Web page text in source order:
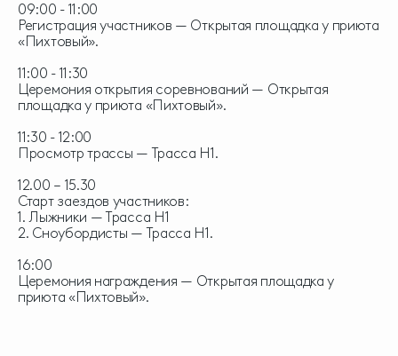
09:00 - 11:00
Регистрация участников — Открытая площадка у приюта
«Пихтовый».
11:00 - 11:30
Церемония открытия соревнований — Открытая
площадка у приюта «Пихтовый».
11:30 - 12:00
Просмотр трассы — Трасса H1.
12.00 – 15.30
Старт заездов участников:
1. Лыжники — Трасса H1
2. Сноубордисты — Трасса H1.
16:00
Церемония награждения — Открытая площадка у
приюта «Пихтовый».